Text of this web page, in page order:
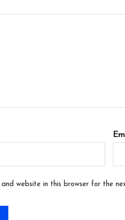
and website in this browser for the